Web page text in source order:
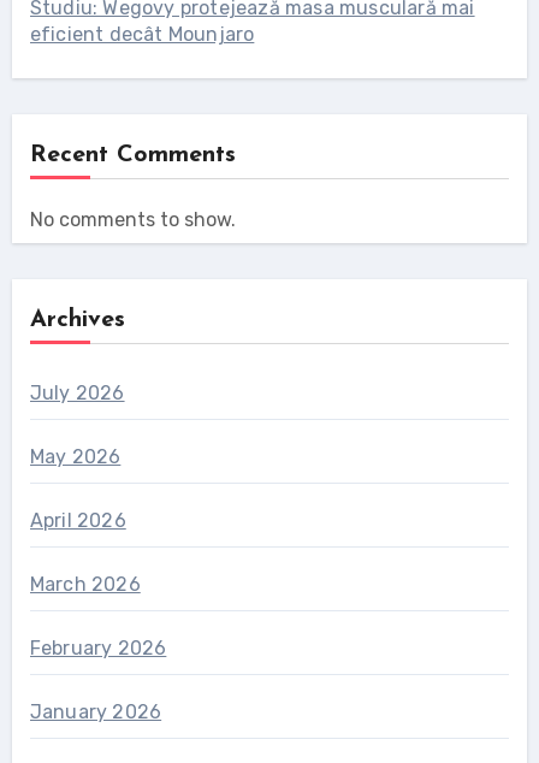
Studiu: Wegovy protejează masa musculară mai
eficient decât Mounjaro
Recent Comments
No comments to show.
Archives
July 2026
May 2026
April 2026
March 2026
February 2026
January 2026